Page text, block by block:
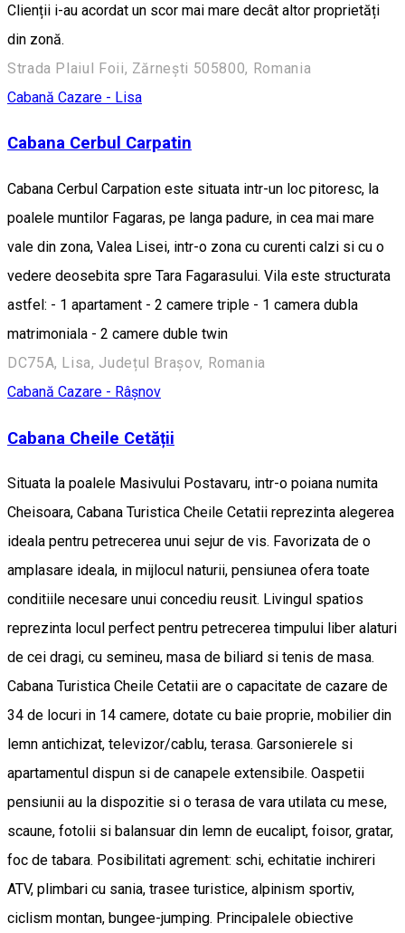
Clienții i-au acordat un scor mai mare decât altor proprietăți
din zonă.
Strada Plaiul Foii, Zărnești 505800, Romania
Cabană Cazare - Lisa
Cabana Cerbul Carpatin
Cabana Cerbul Carpation este situata intr-un loc pitoresc, la
poalele muntilor Fagaras, pe langa padure, in cea mai mare
vale din zona, Valea Lisei, intr-o zona cu curenti calzi si cu o
vedere deosebita spre Tara Fagarasului. Vila este structurata
astfel: - 1 apartament - 2 camere triple - 1 camera dubla
matrimoniala - 2 camere duble twin
DC75A, Lisa, Județul Brașov, Romania
Cabană Cazare - Râșnov
Cabana Cheile Cetății
Situata la poalele Masivului Postavaru, intr-o poiana numita
Cheisoara, Cabana Turistica Cheile Cetatii reprezinta alegerea
ideala pentru petrecerea unui sejur de vis. Favorizata de o
amplasare ideala, in mijlocul naturii, pensiunea ofera toate
conditiile necesare unui concediu reusit. Livingul spatios
reprezinta locul perfect pentru petrecerea timpului liber alaturi
de cei dragi, cu semineu, masa de biliard si tenis de masa.
Cabana Turistica Cheile Cetatii are o capacitate de cazare de
34 de locuri in 14 camere, dotate cu baie proprie, mobilier din
lemn antichizat, televizor/cablu, terasa. Garsonierele si
apartamentul dispun si de canapele extensibile. Oaspetii
pensiunii au la dispozitie si o terasa de vara utilata cu mese,
scaune, fotolii si balansuar din lemn de eucalipt, foisor, gratar,
foc de tabara. Posibilitati agrement: schi, echitatie inchireri
ATV, plimbari cu sania, trasee turistice, alpinism sportiv,
ciclism montan, bungee-jumping. Principalele obiective